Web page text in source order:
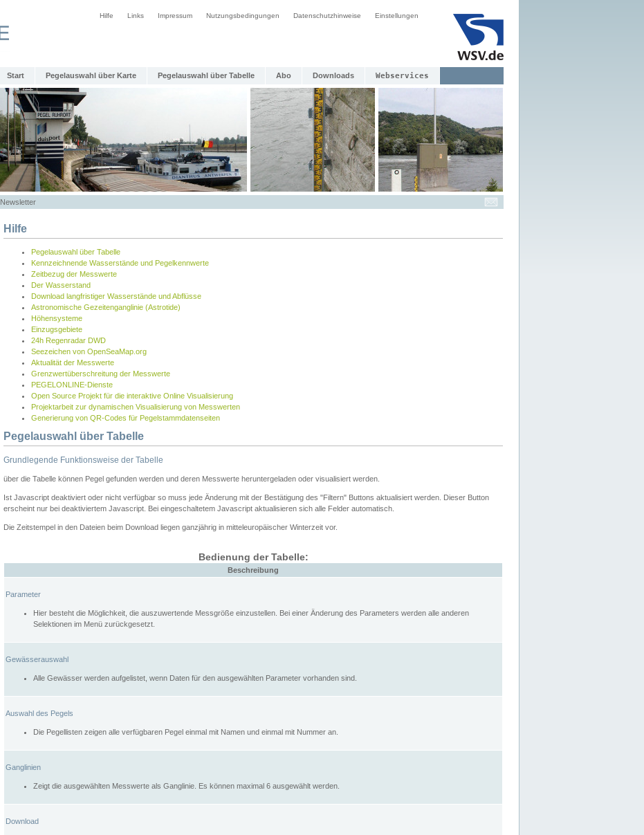
Hilfe Links Impressum Nutzungsbedingungen Datenschutzhinweise Einstellungen
Start Pegelauswahl über Karte Pegelauswahl über Tabelle Abo Downloads Webservices
Newsletter
Hilfe
Pegelauswahl über Tabelle
Kennzeichnende Wasserstände und Pegelkennwerte
Zeitbezug der Messwerte
Der Wasserstand
Download langfristiger Wasserstände und Abflüsse
Astronomische Gezeitenganglinie (Astrotide)
Höhensysteme
Einzugsgebiete
24h Regenradar DWD
Seezeichen von OpenSeaMap.org
Aktualität der Messwerte
Grenzwertüberschreitung der Messwerte
PEGELONLINE-Dienste
Open Source Projekt für die interaktive Online Visualisierung
Projektarbeit zur dynamischen Visualisierung von Messwerten
Generierung von QR-Codes für Pegelstammdatenseiten
Pegelauswahl über Tabelle
Grundlegende Funktionsweise der Tabelle
über die Tabelle können Pegel gefunden werden und deren Messwerte heruntergeladen oder visualisiert werden.
Ist Javascript deaktiviert oder nicht verfügbar so muss jede Änderung mit der Bestätigung des "Filtern" Buttons aktualisiert werden. Dieser Button
erscheint nur bei deaktiviertem Javascript. Bei eingeschaltetem Javascript aktualisieren sich alle Felder automatisch.
Die Zeitstempel in den Dateien beim Download liegen ganzjährig in mitteleuropäischer Winterzeit vor.
Bedienung der Tabelle:
Beschreibung
Parameter
Hier besteht die Möglichkeit, die auszuwertende Messgröße einzustellen. Bei einer Änderung des Parameters werden alle anderen
Selektionen im Menü zurückgesetzt.
Gewässerauswahl
Alle Gewässer werden aufgelistet, wenn Daten für den ausgewählten Parameter vorhanden sind.
Auswahl des Pegels
Die Pegellisten zeigen alle verfügbaren Pegel einmal mit Namen und einmal mit Nummer an.
Ganglinien
Zeigt die ausgewählten Messwerte als Ganglinie. Es können maximal 6 ausgewählt werden.
Download